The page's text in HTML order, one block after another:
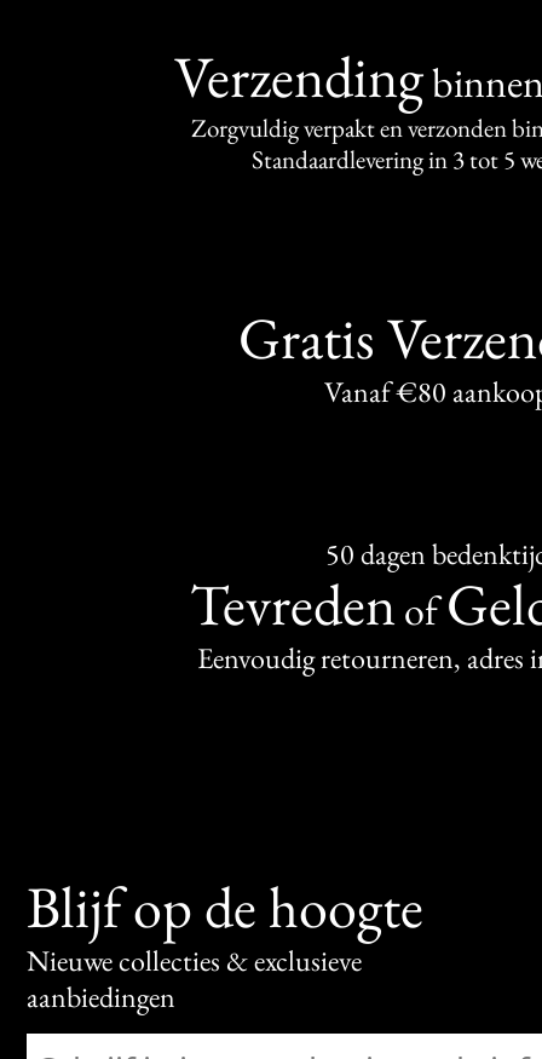
Verzending
Zorgvuldig verpakt en verzonden
Standaardlevering in 3 tot 5
Gratis
Vanaf €80
50 dagen
Tevredenof
Eenvoudig retourneren, adres
Blijf op de hoogte
Nieuwe collecties & exclusieve
aanbiedingen